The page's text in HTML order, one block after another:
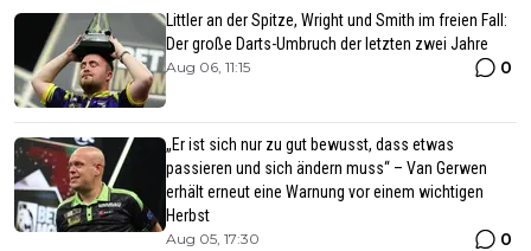
Littler an der Spitze, Wright und Smith im freien Fall:
Der große Darts-Umbruch der letzten zwei Jahre
Aug 06, 11:15 0
„Er ist sich nur zu gut bewusst, dass etwas
passieren und sich ändern muss“ – Van Gerwen
erhält erneut eine Warnung vor einem wichtigen
Herbst
Aug 05, 17:30 0